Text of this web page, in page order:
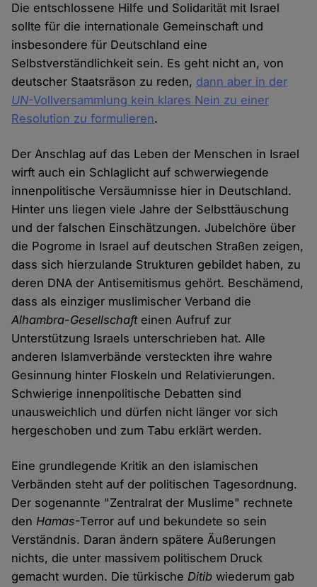
Die entschlossene Hilfe und Solidarität mit Israel
sollte für die internationale Gemeinschaft und
insbesondere für Deutschland eine
Selbstverständlichkeit sein. Es geht nicht an, von
deutscher Staatsräson zu reden, dann aber in der
UN-Vollversammlung kein klares Nein zu einer
Resolution zu formulieren.
Der Anschlag auf das Leben der Menschen in Israel
wirft auch ein Schlaglicht auf schwerwiegende
innenpolitische Versäumnisse hier in Deutschland.
Hinter uns liegen viele Jahre der Selbsttäuschung
und der falschen Einschätzungen. Jubelchöre über
die Pogrome in Israel auf deutschen Straßen zeigen,
dass sich hierzulande Strukturen gebildet haben, zu
deren DNA der Antisemitismus gehört. Beschämend,
dass als einziger muslimischer Verband die
Alhambra-Gesellschafteinen Aufruf zur
Unterstützung Israels unterschrieben hat. Alle
anderen Islamverbände versteckten ihre wahre
Gesinnung hinter Floskeln und Relativierungen.
Schwierige innenpolitische Debatten sind
unausweichlich und dürfen nicht länger vor sich
hergeschoben und zum Tabu erklärt werden.
Eine grundlegende Kritik an den islamischen
Verbänden steht auf der politischen Tagesordnung.
Der sogenannte "Zentralrat der Muslime" rechnete
denHamas-Terror auf und bekundete so sein
Verständnis. Daran ändern spätere Äußerungen
nichts, die unter massivem politischem Druck
gemacht wurden. Die türkischeDitib wiederum gab